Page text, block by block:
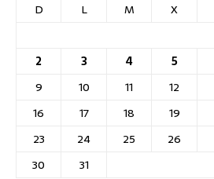
D
L M X
2
3 4 5
9
10 11 12
16
17 18 19
23
24 25 26
30
31